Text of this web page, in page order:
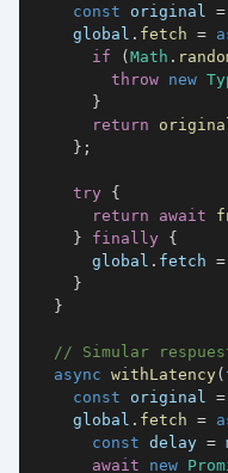
const original =
    global
. fetch =
if
(Math .
throw new
}
return
} ;
try
{
return
await
}
finally
{
      global
. fetch =
}
}
// Simular
async withLatency(
const original =
    global
. fetch =
const delay =
await
new